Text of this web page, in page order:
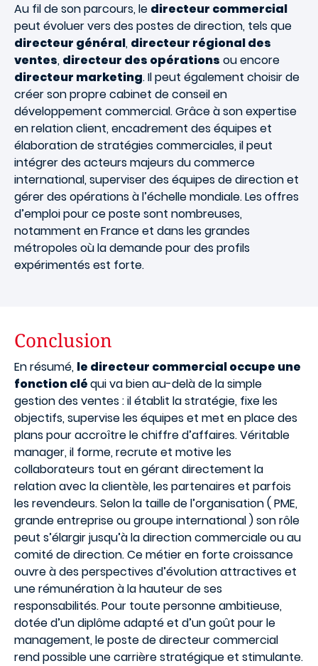
Au fil de son parcours, le directeur commercial
peut évoluer vers des postes de direction, tels que
directeur général, directeur régional des
ventes, directeur des opérations ou encore
directeur marketing. Il peut également choisir de
créer son propre cabinet de conseil en
développement commercial. Grâce à son expertise
en relation client, encadrement des équipes et
élaboration de stratégies commerciales, il peut
intégrer des acteurs majeurs du commerce
international, superviser des équipes de direction et
gérer des opérations à l’échelle mondiale. Les offres
d’emploi pour ce poste sont nombreuses,
notamment en France et dans les grandes
métropoles où la demande pour des profils
expérimentés est forte.
Conclusion
En résumé, le directeur commercial occupe une
fonction cléqui va bien au-delà de la simple
gestion des ventes : il établit la stratégie, fixe les
objectifs, supervise les équipes et met en place des
plans pour accroître le chiffre d’affaires. Véritable
manager, il forme, recrute et motive les
collaborateurs tout en gérant directement la
relation avec la clientèle, les partenaires et parfois
les revendeurs. Selon la taille de l’organisation ( PME,
grande entreprise ou groupe international ) son rôle
peut s’élargir jusqu’à la direction commerciale ou au
comité de direction. Ce métier en forte croissance
ouvre à des perspectives d’évolution attractives et
une rémunération à la hauteur de ses
responsabilités. Pour toute personne ambitieuse,
dotée d’un diplôme adapté et d’un goût pour le
management, le poste de directeur commercial
rend possible une carrière stratégique et stimulante.